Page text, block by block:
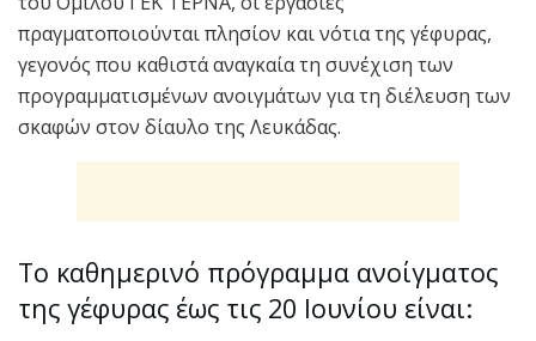
πραγματοποιούνται πλησίον και νότια της γέφυρας,
γεγονός που καθιστά αναγκαία τη συνέχιση των
προγραμματισμένων ανοιγμάτων για τη διέλευση των
σκαφών στον δίαυλο της Λευκάδας.
Το καθημερινό πρόγραμμα ανοίγματος
της γέφυρας έως τις 20 Ιουνίου είναι: